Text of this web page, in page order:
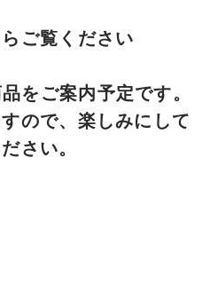
ご覧ください
をご案内予定です。
ので、楽しみにして
さい。